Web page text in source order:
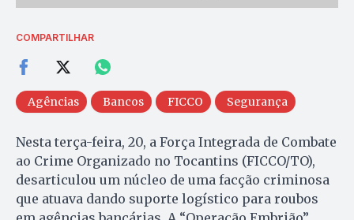
COMPARTILHAR
Agências Bancos FICCO Segurança
Nesta terça-feira, 20, a Força Integrada de Combate
ao Crime Organizado no Tocantins (FICCO/TO),
desarticulou um núcleo de uma facção criminosa
que atuava dando suporte logístico para roubos